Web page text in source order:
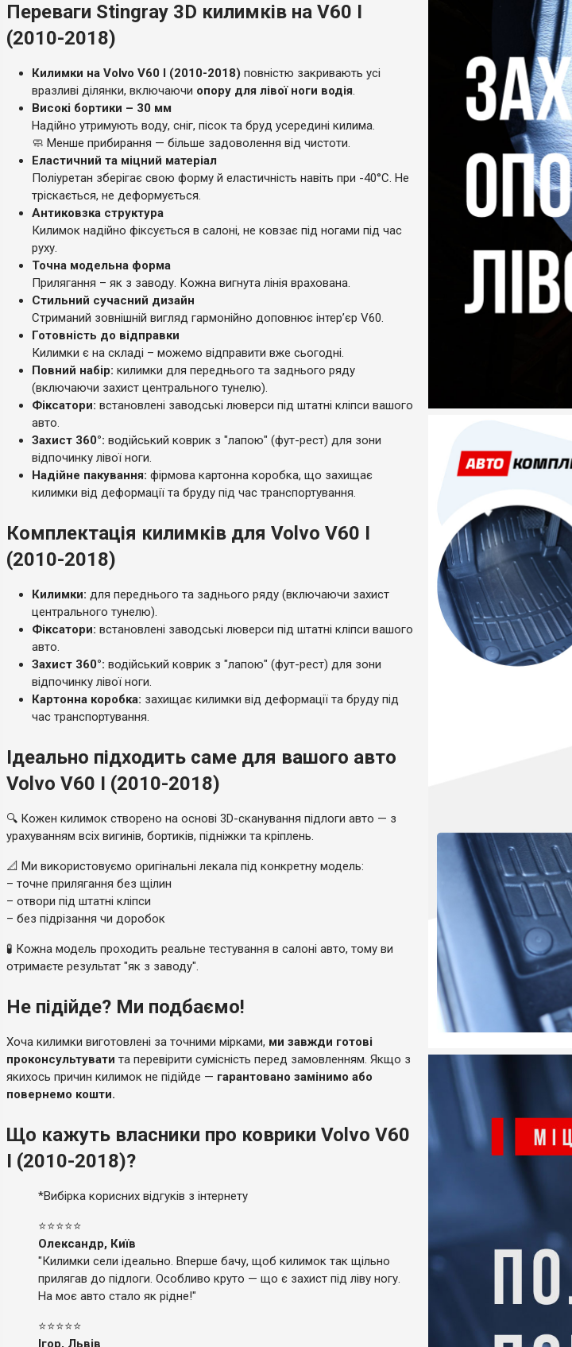
Переваги Stingray 3D килимків на V60 I
(2010-2018)
Килимки на Volvo V60 I (2010-2018) повністю закривають усі
вразливі ділянки, включаючи опору для лівої ноги водія.
Високі бортики – 30 мм
Надійно утримують воду, сніг, пісок та бруд усередині килима.
🧼 Менше прибирання — більше задоволення від чистоти.
Еластичний та міцний матеріал
Поліуретан зберігає свою форму й еластичність навіть при -40°C. Не
тріскається, не деформується.
Антиковзка структура
Килимок надійно фіксується в салоні, не ковзає під ногами під час
руху.
Точна модельна форма
Прилягання – як з заводу. Кожна вигнута лінія врахована.
Стильний сучасний дизайн
Стриманий зовнішній вигляд гармонійно доповнює інтер’єр V60.
Готовність до відправки
Килимки є на складі – можемо відправити вже сьогодні.
Повний набір: килимки для переднього та заднього ряду
(включаючи захист центрального тунелю).
Фіксатори: встановлені заводські люверси під штатні кліпси вашого
авто.
Захист 360°: водійський коврик з "лапою" (фут-рест) для зони
відпочинку лівої ноги.
Надійне пакування: фірмова картонна коробка, що захищає
килимки від деформації та бруду під час транспортування.
Комплектація килимків для Volvo V60 I
(2010-2018)
Килимки: для переднього та заднього ряду (включаючи захист
центрального тунелю).
Фіксатори: встановлені заводські люверси під штатні кліпси вашого
авто.
Захист 360°: водійський коврик з "лапою" (фут-рест) для зони
відпочинку лівої ноги.
Картонна коробка: захищає килимки від деформації та бруду під
час транспортування.
Ідеально підходить саме для вашого авто
Volvo V60 I (2010-2018)
🔍 Кожен килимок створено на основі 3D-сканування підлоги авто — з
урахуванням всіх вигинів, бортиків, підніжки та кріплень.
📐 Ми використовуємо оригінальні лекала під конкретну модель:
– точне прилягання без щілин
– отвори під штатні кліпси
– без підрізання чи доробок
🧪 Кожна модель проходить реальне тестування в салоні авто, тому ви
отримаєте результат "як з заводу".
Не підійде? Ми подбаємо!
Хоча килимки виготовлені за точними мірками, ми завжди готові
проконсультувати та перевірити сумісність перед замовленням. Якщо з
якихось причин килимок не підійде — гарантовано замінимо або
повернемо кошти.
Що кажуть власники про коврики Volvo V60
I (2010-2018)?
*Вибірка корисних відгуків з інтернету
⭐⭐⭐⭐⭐
Олександр, Київ
"Килимки сели ідеально. Вперше бачу, щоб килимок так щільно
прилягав до підлоги. Особливо круто — що є захист під ліву ногу.
На моє авто стало як рідне!"
⭐⭐⭐⭐⭐
Ігор, Львів